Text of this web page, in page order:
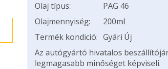
Olaj típus:
PAG 46
Olajmennyiség:
200ml
Termék kondició: Gyári Új
Az autógyártó hivatalos
legmagasabb minőséget képviseli.